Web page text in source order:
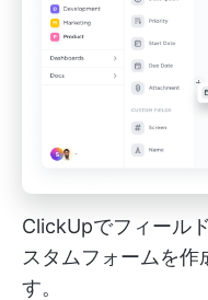
ClickUpでフィール
スタムフォームを作
す。